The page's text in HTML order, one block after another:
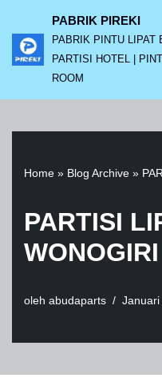
Lompat
ke
PABRIK PIREKI
PABRIK PINTU LIPAT
PARTISI HOTEL |
ROOM
Home » Blog Archive »
PARTISI
WONOGIRI
oleh abudaparts Januari